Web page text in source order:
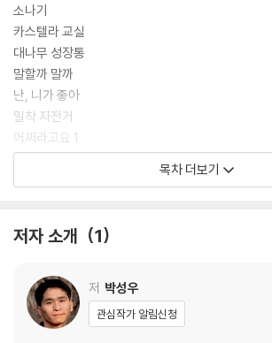
소나기
카스텔라 교실
대나무 성장통
말할까 말까
난, 니가 좋아
밀착 자전거
어쩌라고요 1
어쩌라고요 2
고양이 학교 회장 선거
머리가 띵해
내 맘대로 속담 공부
기대되는 걱정
목차 더보기
저자 소개 1
저 박성우
관심작가 알림신청